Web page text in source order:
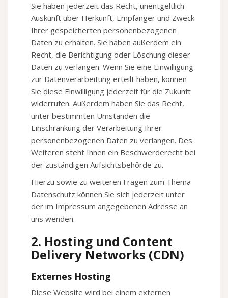
Sie haben jederzeit das Recht, unentgeltlich
Auskunft über Herkunft, Empfänger und Zweck
Ihrer gespeicherten personenbezogenen
Daten zu erhalten. Sie haben außerdem ein
Recht, die Berichtigung oder Löschung dieser
Daten zu verlangen. Wenn Sie eine Einwilligung
zur Datenverarbeitung erteilt haben, können
Sie diese Einwilligung jederzeit für die Zukunft
widerrufen. Außerdem haben Sie das Recht,
unter bestimmten Umständen die
Einschränkung der Verarbeitung Ihrer
personenbezogenen Daten zu verlangen. Des
Weiteren steht Ihnen ein Beschwerderecht bei
der zuständigen Aufsichtsbehörde zu.
Hierzu sowie zu weiteren Fragen zum Thema
Datenschutz können Sie sich jederzeit unter
der im Impressum angegebenen Adresse an
uns wenden.
2. Hosting und Content
Delivery Networks (CDN)
Externes Hosting
Diese Website wird bei einem externen